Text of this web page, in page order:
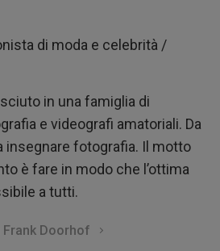
di moda e celebrità /
in una famiglia di
e videografi amatoriali. Da
insegnare fotografia. Il motto
è fare in modo che l’ottima
a tutti.
Doorhof